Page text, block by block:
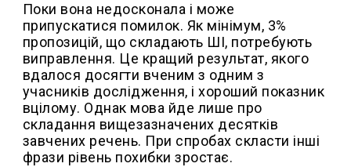
Поки вона недосконала і може
припускатися помилок. Як мінімум, 3%
пропозицій, що складають ШІ, потребують
виправлення. Це кращий результат, якого
вдалося досягти вченим з одним з
учасників дослідження, і хороший показник
вцілому. Однак мова йде лише про
складання вищезазначених десятків
завчених речень. При спробах скласти інші
фрази рівень похибки зростає.